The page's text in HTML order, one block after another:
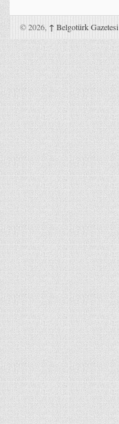
© 2026, ↑ Belgotürk Gazetesi